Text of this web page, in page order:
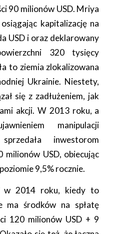
90 milionów USD. Mriya
kapitalizację na
USD i oraz deklarowany
320 tysięcy
to ziemia zlokalizowana
Ukrainie. Niestety,
się z zadłużeniem, jak
akcji. W 2013 roku, a
manipulacji
inwestorom
USD, obiecując
9,5% rocznie.
w 2014 roku, kiedy to
ma środków na spłatę
120 milionów USD + 9